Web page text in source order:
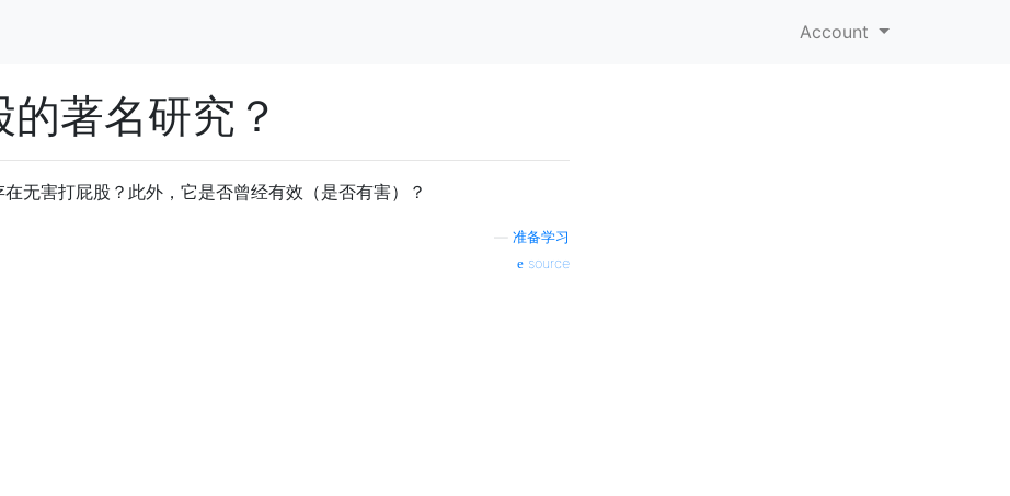
Account
著名研究？
无害打屁股？此外，它是否曾经有效（是否有害）？
准备学习
source